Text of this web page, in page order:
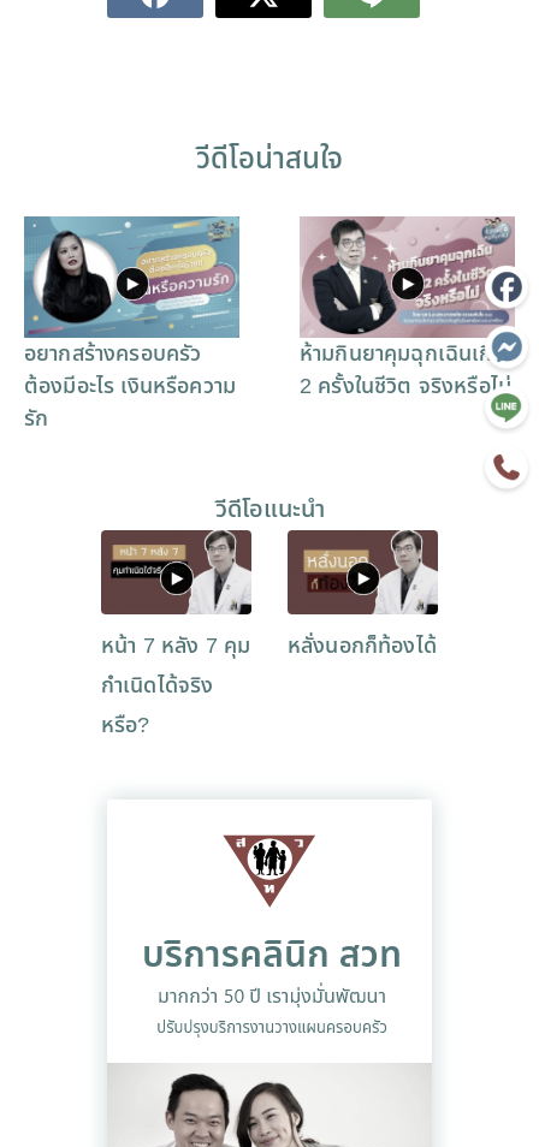
วีดีโอน่าสนใจ
อยากสร้างครอบครัว
ต้องมีอะไร เงินหรือความ
รัก
ห้ามกินยาคุมฉุกเฉินเกิน
2 ครั้งในชีวิต จริงหรือไม่
วีดีโอแนะนำ
หน้า 7 หลัง 7 คุม
กำเนิดได้จริง
หรือ?
หลั่งนอกก็ท้องได้